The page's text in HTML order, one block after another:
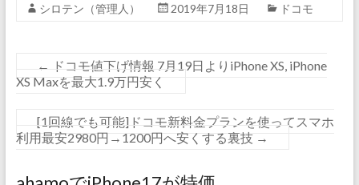
シロテン（管理人） 2019年7月18日 ドコモ
← ドコモ値下げ情報 7月19日よりiPhone XS, iPhone
XS Maxを最大1.9万円安く
[1回線でも可能]ドコモ新料金プランを使ってスマホ
利用最安2980円→1200円へ安くする裏技 →